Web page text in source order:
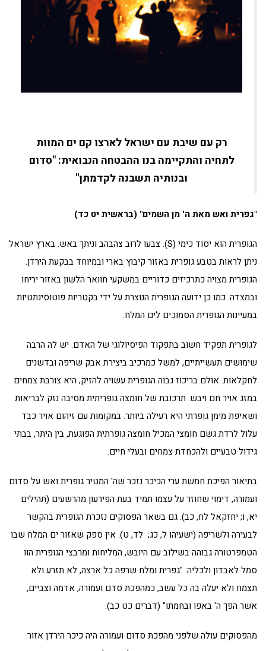
רק עם שיבת עם ישראל לארצו קם ים המוות
לתחיה והתקיימה בנו ההבטחה הנבואית: "סדום
ובנותיה תשבנה לקדמתן"
"גפרית ואש מאת ה' מן השמים" (בראשית יט כד)
הגופרית הוא יסוד כימי (S). צבעו לרוב צהבהב וניתך באש. בארץ ישראל
ניתן לראות בטבע גופרית באזור קיבוץ בארי ובמיוחד בבקעת הירדן.
הגופרית מצויה כתרכיזים כדוריים במשקעי חוואר הלשון באזור יריחו
ובמצדה. כמו כן ידועה הגופרית הנוצרת על ידי בקטריות פוטוסינתטיות
במעיינות הגופרית הסמוכים לים המלח.
לגופרית תפקיד חשוב בתפקוד הפיסיולוגי של האדם. יש לה הרבה
שימושים תעשייתיים, למשל כמרכיב ביצירת אבק שריפה ובדשנים
לחקלאות. אולם בריכוז גבוה הגופרית עשויה להזיק; היא צורבת צמחים
במזג אויר חם ויבש. תרכובת של חומצה גופריתית מסיבה נזק לבריאות
ושאיפת מימן גופרתי היא רעילה ביותר. במקומות עם זיהום אויר כבד
עלול לרדת גשם חומצי המכיל חומצה גופרתית הפוגעת, בין היתר, בבתי
גידול טבעיים ולהכחדת צמחים ובעלי חיים.
בתיאור הפיכת חמשת ערי הכיכר נזכר שה' המטיר גופרית ואש על סדום
ועמורה, דימוי שחוזר על עצמו תמיד בעת הפירעון מהרשעים (תהילים
יא, ו; יחזקאל לח, כב). גם בשאר הפסוקים נזכרת הגופרית בהקשר
לבעירה ולשריפה (ישעיהו ל, כג; לד, ט). אין ספק שאזור ים המלח שבו
הטמפרטורה גבוהה בשילוב עם היובש, המליחות ומרבצי הגופרית הוו
סמל לאבדון ולכליה: "גפרית ומלח שרפה כל ארצה, לא תזרע ולא
תצמח ולא יעלה בה כל עשב, כמהפכת סדם ועמורה, אדמה וצביים,
אשר הפך ה' באפו ובחמתו" (דברים כט כב).
מהפסוקים עולה שלפני מהפכת סדום ועמורה היה כיכר הירדן אזור